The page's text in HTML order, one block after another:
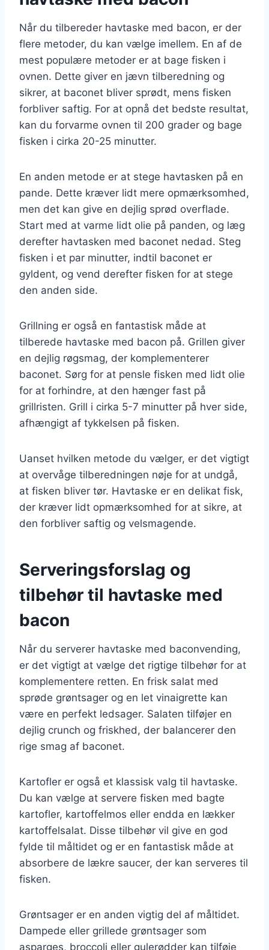
Når du tilbereder havtaske med bacon, er der
flere metoder, du kan vælge imellem. En af de
mest populære metoder er at bage fisken i
ovnen. Dette giver en jævn tilberedning og
sikrer, at baconet bliver sprødt, mens fisken
forbliver saftig. For at opnå det bedste resultat,
kan du forvarme ovnen til 200 grader og bage
fisken i cirka 20-25 minutter.
En anden metode er at stege havtasken på en
pande. Dette kræver lidt mere opmærksomhed,
men det kan give en dejlig sprød overflade.
Start med at varme lidt olie på panden, og læg
derefter havtasken med baconet nedad. Steg
fisken i et par minutter, indtil baconet er
gyldent, og vend derefter fisken for at stege
den anden side.
Grillning er også en fantastisk måde at
tilberede havtaske med bacon på. Grillen giver
en dejlig røgsmag, der komplementerer
baconet. Sørg for at pensle fisken med lidt olie
for at forhindre, at den hænger fast på
grillristen. Grill i cirka 5-7 minutter på hver side,
afhængigt af tykkelsen på fisken.
Uanset hvilken metode du vælger, er det vigtigt
at overvåge tilberedningen nøje for at undgå,
at fisken bliver tør. Havtaske er en delikat fisk,
der kræver lidt opmærksomhed for at sikre, at
den forbliver saftig og velsmagende.
Serveringsforslag og
tilbehør til havtaske med
bacon
Når du serverer havtaske med baconvending,
er det vigtigt at vælge det rigtige tilbehør for at
komplementere retten. En frisk salat med
sprøde grøntsager og en let vinaigrette kan
være en perfekt ledsager. Salaten tilføjer en
dejlig crunch og friskhed, der balancerer den
rige smag af baconet.
Kartofler er også et klassisk valg til havtaske.
Du kan vælge at servere fisken med bagte
kartofler, kartoffelmos eller endda en lækker
kartoffelsalat. Disse tilbehør vil give en god
fylde til måltidet og er en fantastisk måde at
absorbere de lækre saucer, der kan serveres til
fisken.
Grøntsager er en anden vigtig del af måltidet.
Dampede eller grillede grøntsager som
asparges, broccoli eller gulerødder kan tilføje